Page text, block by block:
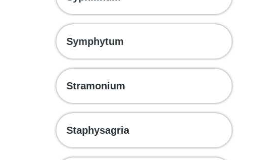
Symphytum
Stramonium
Staphysagria